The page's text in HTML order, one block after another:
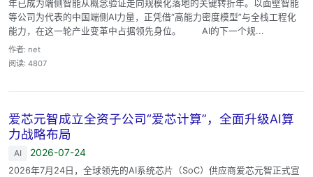
年已成为端侧智能从概念验证走向规模化落地的关键转折年。以面壁智能
等公司为代表的中国端侧AI力量，正凭借“高能力密度模型”与全栈工程化
能力，在这一轮产业变革中占据领先身位。 AI的下一个规...
作者: net
阅读: 4807
爱芯元智成立全资子公司“爱芯计算”，全面升级AI算
力战略布局
AI 2026-07-24
2026年7月24日，全球领先的AI系统芯片（SoC）供应商爱芯元智正式宣